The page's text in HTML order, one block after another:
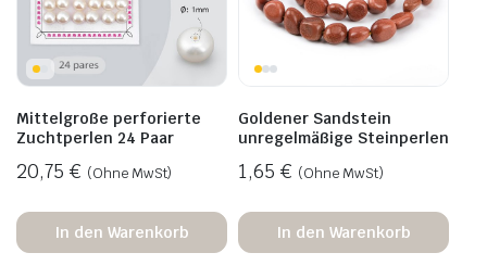
Mittelgroße perforierte
Zuchtperlen 24 Paar
20,75 € (Ohne MwSt)
In den Warenkorb
Goldener Sandstein
unregelmäßige Steinperlen
1,65 € (Ohne MwSt)
In den Warenkorb